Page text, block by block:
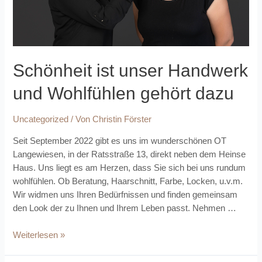
Schönheit ist unser Handwerk
und Wohlfühlen gehört dazu
Uncategorized / VonChristin Förster
Seit September 2022 gibt es uns im wunderschönen OT
Langewiesen, in der Ratsstraße 13, direkt neben dem Heinse
Haus. Uns liegt es am Herzen, dass Sie sich bei uns rundum
wohlfühlen. Ob Beratung, Haarschnitt, Farbe, Locken, u.v.m.
Wir widmen uns Ihren Bedürfnissen und finden gemeinsam
den Look der zu Ihnen und Ihrem Leben passt. Nehmen …
Schönheit
Weiterlesen »